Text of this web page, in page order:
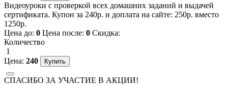
Видеоуроки с проверкой всех домашних заданий и выдачей
сертификата. Купон за 240р. и доплата на сайте: 250р. вместо
1250р.
Цена до: 0 Цена после: 0 Скидка:
Количество
1
Цена: 240
СПАСИБО ЗА УЧАСТИЕ В АКЦИИ!